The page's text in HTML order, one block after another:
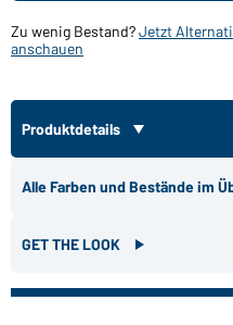
Zu wenig Bestand?Jetzt
anschauen
Produktdetails
Alle Farben und Bestände im
GET THE LOOK